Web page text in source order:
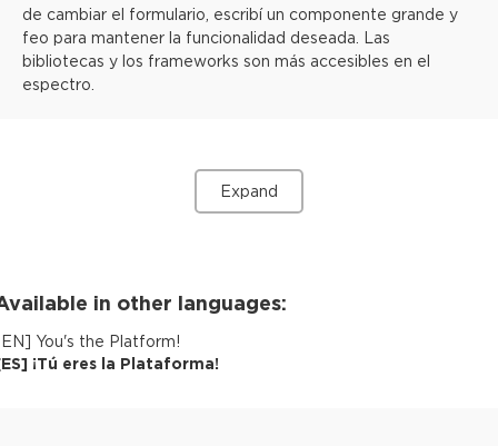
de cambiar el formulario, escribí un componente grande y
feo para mantener la funcionalidad deseada. Las
bibliotecas y los frameworks son más accesibles en el
espectro.
Expand
in other languages:
EN] You's the Platform!
ES] ¡Tú eres la Plataforma!